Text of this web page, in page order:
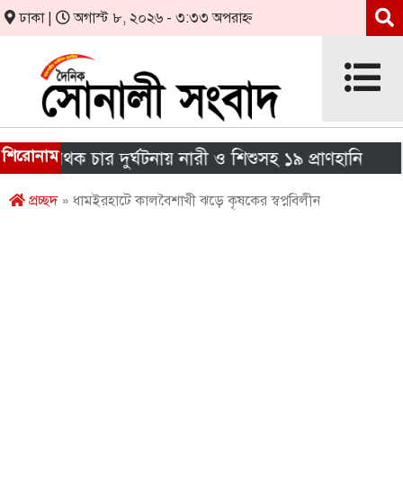
ঢাকা | অগাস্ট ৮, ২০২৬ - ৩:৩৩ অপরাহ্ন
শিরোনাম
পৃথক চার দুর্ঘটনায় নারী ও শিশুসহ ১৯ প্রাণহানি
প্রচ্ছদ» ধামইরহাটে কালবৈশাখী ঝড়ে কৃষকের স্বপ্নবিলীন